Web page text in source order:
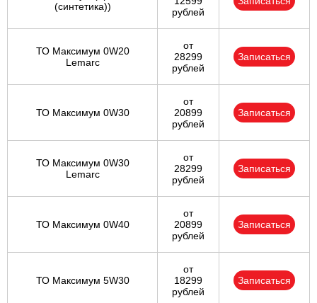
(синтетика))
рублей
ТО Максимум 0W20
Lemarc
от
28299
рублей
Записаться
ТО Максимум 0W30
от
20899
рублей
Записаться
ТО Максимум 0W30
Lemarc
от
28299
рублей
Записаться
ТО Максимум 0W40
от
20899
рублей
Записаться
ТО Максимум 5W30
от
18299
рублей
Записаться